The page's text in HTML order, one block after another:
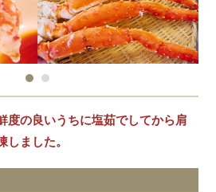
度の良いうちに塩茹でしてから肩
ました。